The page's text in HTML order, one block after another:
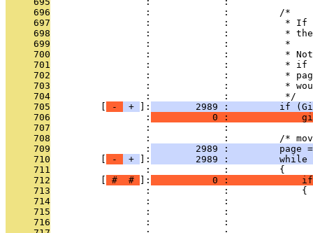
     696
                 :             :         /*
     697
:             :          *
     698
:             :          *
     699
                 :             :          *
     700
:             :          *
     701
:             :          *
     702
:             :          *
     703
:             :          *
     704
                 :             :          */
     705
- + ]:
2989 :         if
     706
                 :
0 :
     707
                 :             :
     708
:             :         /*
     709
                 :
2989 :         page
     710
- + ]:
2989 :         while
     711
                 :             :         {
     712
# # ]:
0 :
     713
                 :             :             {
     714
:             :
     715
:             :
     716
:             :